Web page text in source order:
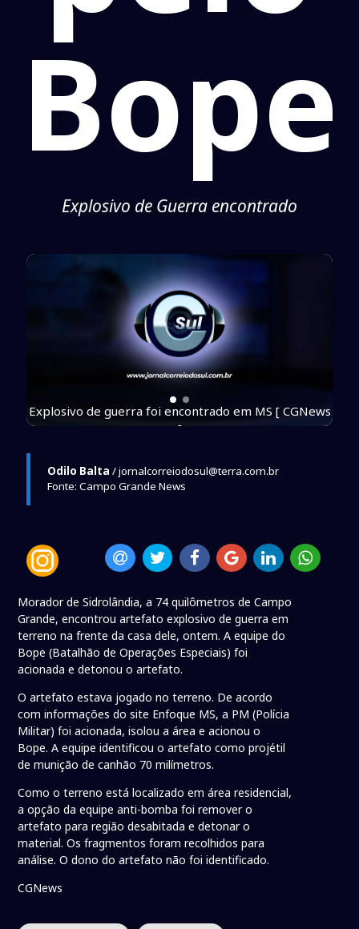
Bope
Explosivo de Guerra encontrado
Explosivo de guerra foi encontrado em MS [ CGNews
]
Odilo Balta / jornalcorreiodosul@terra.com.br
Fonte: Campo Grande News
Morador de Sidrolândia, a 74 quilômetros de Campo
Grande, encontrou artefato explosivo de guerra em
terreno na frente da casa dele, ontem. A equipe do
Bope (Batalhão de Operações Especiais) foi
acionada e detonou o artefato.
O artefato estava jogado no terreno. De acordo
com informações do site Enfoque MS, a PM (Polícia
Militar) foi acionada, isolou a área e acionou o
Bope. A equipe identificou o artefato como projétil
de munição de canhão 70 milímetros.
Como o terreno está localizado em área residencial,
a opção da equipe anti-bomba foi remover o
artefato para região desabitada e detonar o
material. Os fragmentos foram recolhidos para
análise. O dono do artefato não foi identificado.
CGNews